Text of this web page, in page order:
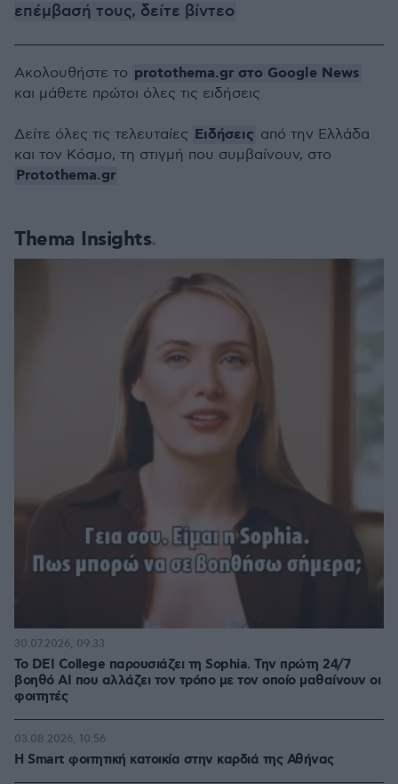
επέμβασή τους, δείτε βίντεο
Thema Insights
Το DEI College παρουσιάζει τη Sophia. Την πρώτη 24/7
βοηθό AI που αλλάζει τον τρόπο με τον οποίο μαθαίνουν οι
φοιτητές
30.07.2026, 09:33
Η Smart φοιτητική κατοικία στην καρδιά της Αθήνας
03.08.2026, 10:56
Ακολουθήστε το protothema.gr στο Google News
και μάθετε πρώτοι όλες τις ειδήσεις
Δείτε όλες τις τελευταίες Ειδήσεις από την Ελλάδα
και τον Κόσμο, τη στιγμή που συμβαίνουν, στο
Protothema.gr